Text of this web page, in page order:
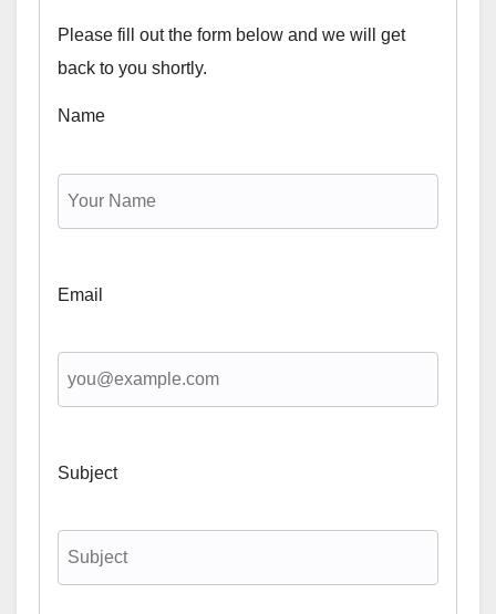
Please fill out the form below and we will get
back to you shortly.
Name
Email
Subject